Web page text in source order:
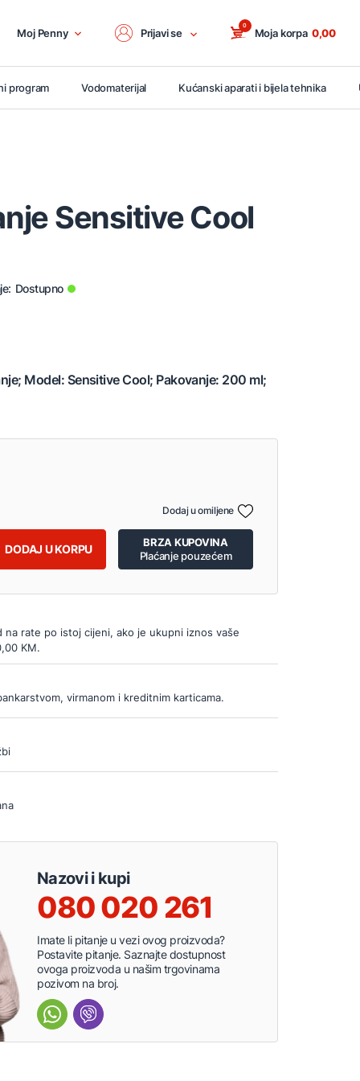
Moj Penny Prijavi se Moja korpa
0
0,00
program Vodomaterijal Kućanski aparati i bijela tehnika
Sensitive Cool
Dostupno
Model: Sensitive Cool; Pakovanje: 200 ml;
DODAJ U KORPU
BRZA KUPOVINA
Plaćanje pouzećem
Dodaj u omiljene
na rate po istoj cijeni, ako je ukupni iznos vaše
KM.
virmanom i kreditnim karticama.
Nazovi i kupi
080 020 261
Imate li pitanje u vezi ovog proizvoda?
Postavite pitanje. Saznajte dostupnost
ovoga proizvoda u našim trgovinama
pozivom na broj.